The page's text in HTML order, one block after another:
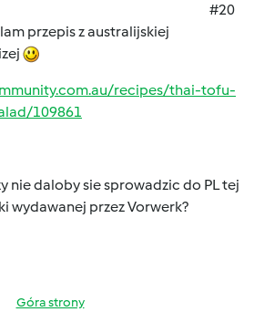
#20
przepis z australijskiej
recipes/thai-tofu-
109861
nie daloby sie sprowadzic do PL tej
wydawanej przez Vorwerk?
Góra strony